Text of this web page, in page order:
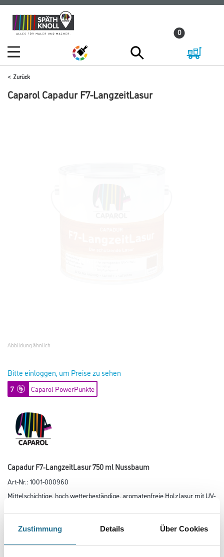
Zustimmung Details Über Cookies
Zum
Inhalt
Zum
Navigationsmenü
0
Zurück
Caparol Capadur F7-LangzeitLasur
Abbildung ähnlich
Bitte einloggen, um Preise zu sehen
7 Caparol PowerPunkte
Capadur F7-LangzeitLasur 750 ml Nussbaum
Art-Nr.:1001-000960
Mittelschichtige, hoch wetterbeständige, aromatenfreie Holzlasur mit UV-
Farbtonbezeichnung